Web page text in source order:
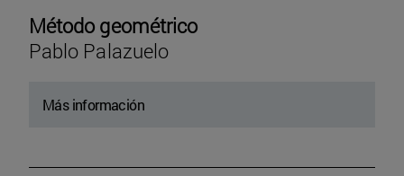
Método geométrico
Pablo Palazuelo
Más información